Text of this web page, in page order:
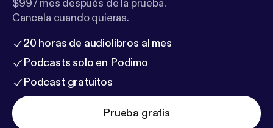
$99 / mes después de la prueba.
Cancela cuando quieras.
20 horas de audiolibros al mes
Podcasts solo en Podimo
Podcast gratuitos
Prueba gratis